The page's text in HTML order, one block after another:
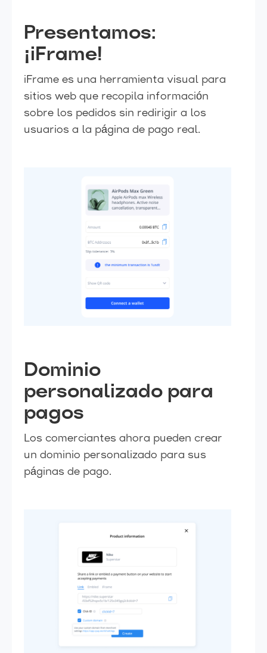
Presentamos:
¡iFrame!
iFrame es una herramienta visual para
sitios web que recopila información
sobre los pedidos sin redirigir a los
usuarios a la página de pago real.
Dominio
personalizado para
pagos
Los comerciantes ahora pueden crear
un dominio personalizado para sus
páginas de pago.